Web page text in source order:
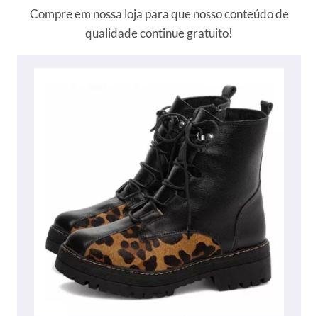
Compre em nossa loja para que nosso conteúdo de
qualidade continue gratuito!